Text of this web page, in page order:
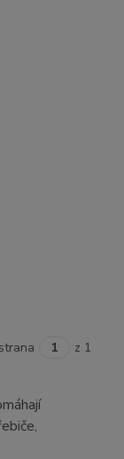
strana z 1